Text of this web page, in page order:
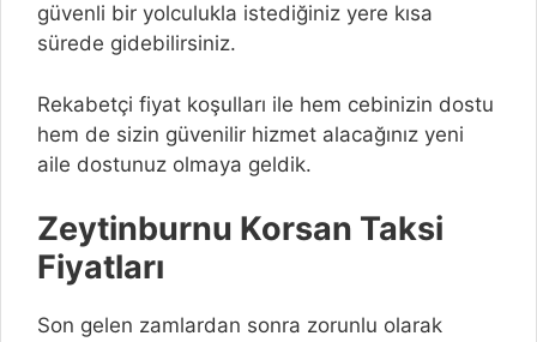
güvenli bir yolculukla istediğiniz yere kısa
sürede gidebilirsiniz.
Rekabetçi fiyat koşulları ile hem cebinizin dostu
hem de sizin güvenilir hizmet alacağınız yeni
aile dostunuz olmaya geldik.
Zeytinburnu Korsan Taksi
Fiyatları
Son gelen zamlardan sonra zorunlu olarak